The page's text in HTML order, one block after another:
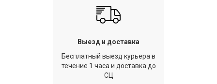
Выезд и доставка
Бесплатный выезд курьера в
течение 1 часа и доставка до
СЦ